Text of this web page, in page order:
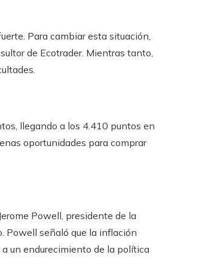
Para cambiar esta situación,
de Ecotrader. Mientras tanto,
llegando a los 4.410 puntos en
oportunidades para comprar
Powell, presidente de la
Powell señaló que la inflación
un endurecimiento de la política